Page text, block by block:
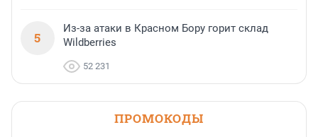
5
Из-за атаки в Красном Бору горит склад
Wildberries
52 231
ПРОМОКОДЫ